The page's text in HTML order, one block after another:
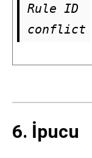
Rule ID
conflict
6. İpucu